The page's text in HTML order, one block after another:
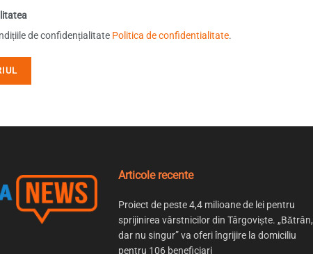
de confidențialitate Politica de confidentialitate.
Articole recente
Proiect de peste 4,4 milioane de lei pentru
sprijinirea vârstnicilor din Târgoviște. „Bătrân,
dar nu singur” va oferi îngrijire la domiciliu
pentru 106 beneficiari